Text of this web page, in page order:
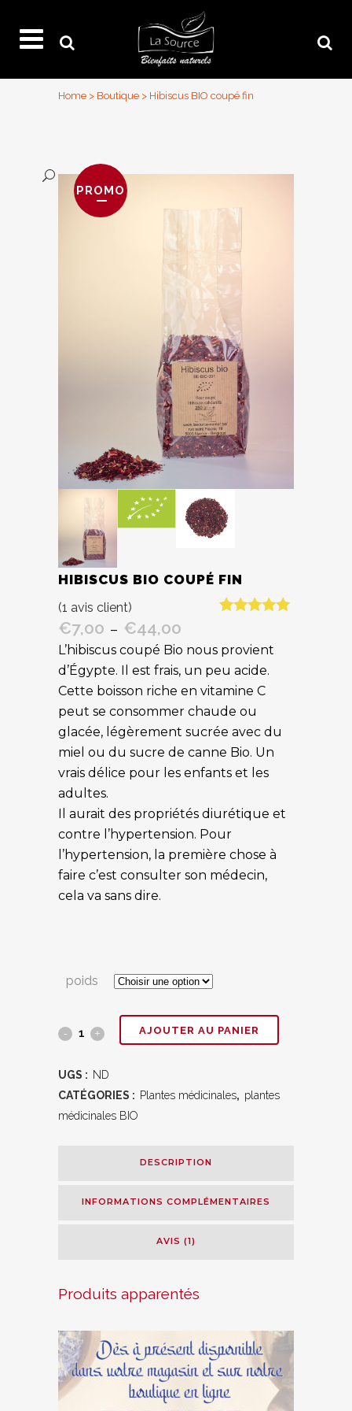
Home > Boutique > Hibiscus BIO coupé fin
PROMO
HIBISCUS BIO COUPÉ FIN
sur
notation
client
(1 avis client)
€7,00 – €44,00
de
prix :
€7,00
à
€44,00
L’hibiscus coupé Bio nous provient
d’Égypte. Il est frais, un peu acide.
Cette boisson riche en vitamine C
peut se consommer chaude ou
glacée, légèrement sucrée avec du
miel ou du sucre de canne Bio. Un
vrais délice pour les enfants et les
adultes.
Il aurait des propriétés diurétique et
contre l’hypertension. Pour
l’hypertension, la première chose à
faire c’est consulter son médecin,
cela va sans dire.
poids
Hibiscus
coupé
fin
AJOUTER AU PANIER
UGS : ND
CATÉGORIES : Plantes médicinales, plantes
médicinales BIO
DESCRIPTION
INFORMATIONS COMPLÉMENTAIRES
AVIS (1)
Produits apparentés